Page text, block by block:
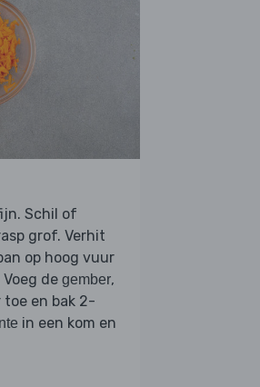
Schil of
grof. Verhit
op hoog vuur
de gember,
en bak 2-
in een kom en